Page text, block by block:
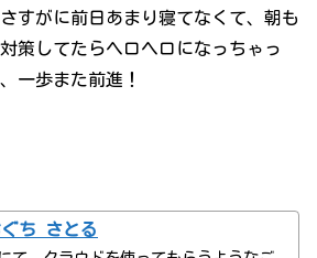
すがに前日あまり寝てなくて、朝も
策してたらヘロヘロになっちゃっ
一歩また前進！
ち さとる